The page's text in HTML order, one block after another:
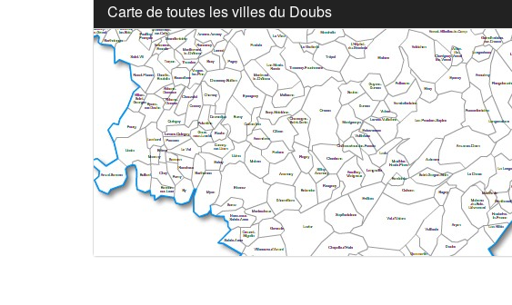
Carte de toutes les villes du Doubs